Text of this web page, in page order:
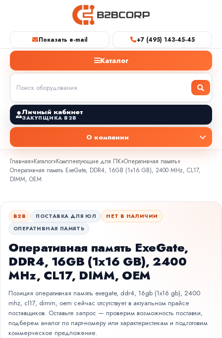
Показать e-mail +7 (495) 143-45-45
Каталог
Личный кабинет
ЗАКУПЩИКА B2B
О компании
Главная»Каталог»Комплектующие для ПК»Оперативная память»
Оперативная память ExeGate, DDR4, 16GB (1x16 GB), 2400 MHz, CL17,
DIMM, OEM
B2B ПОСТАВКА ДЛЯ ЮЛ
НЕТ В НАЛИЧИИ
ОПЕРАТИВНАЯ ПАМЯТЬ
Оперативная память ExeGate,
DDR4, 16GB (1x16 GB), 2400
MHz, CL17, DIMM, OEM
Позиция оперативная память exegate, ddr4, 16gb (1x16 gb), 2400
mhz, cl17, dimm, oem сейчас отсутствует в актуальном прайсе
поставщиков. Оставьте запрос — проверим возможность поставки,
подберем аналог по парт-номеру или характеристикам и подготовим
коммерческое предложение.